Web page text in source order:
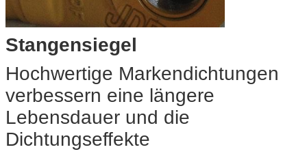
Stangensiegel
Hochwertige Markendichtungen
verbessern eine längere
Lebensdauer und die
Dichtungseffekte